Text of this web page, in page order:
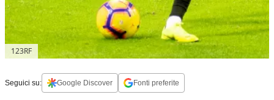
123RF
Seguici su: Google Discover Fonti preferite